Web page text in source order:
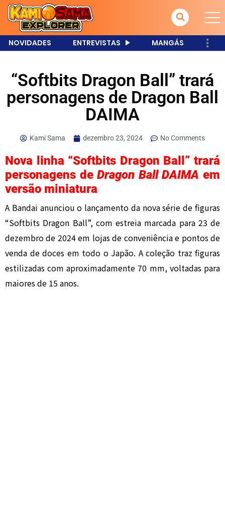
NOVIDADES ENTREVISTAS MANGÁS
“Softbits Dragon Ball” trará
personagens de Dragon Ball
DAIMA
Kami Sama dezembro 23, 2024 No Comments
Nova linha “Softbits Dragon Ball” trará
personagens deDragon Ball DAIMA em
versão miniatura
A Bandai anunciou o lançamento da nova série de figuras
“Softbits Dragon Ball”, com estreia marcada para 23 de
dezembro de 2024 em lojas de conveniência e pontos de
venda de doces em todo o Japão. A coleção traz figuras
estilizadas com aproximadamente 70 mm, voltadas para
maiores de 15 anos.